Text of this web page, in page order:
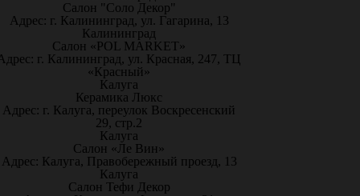
Салон "Соло Декор"
Адрес: г. Калининград, ул. Гагарина, 13
Калининград
Салон «POL MARKET»
г. Калининград, ул. Красная, 247, ТЦ
«Красный»
Калуга
Керамика Люкс
Адрес: г. Калуга, переулок Воскресенский
29, стр.2
Калуга
Салон «Ле Вин»
Адрес: Калуга, Правобережный проезд, 13
Калуга
Салон Тефи Декор